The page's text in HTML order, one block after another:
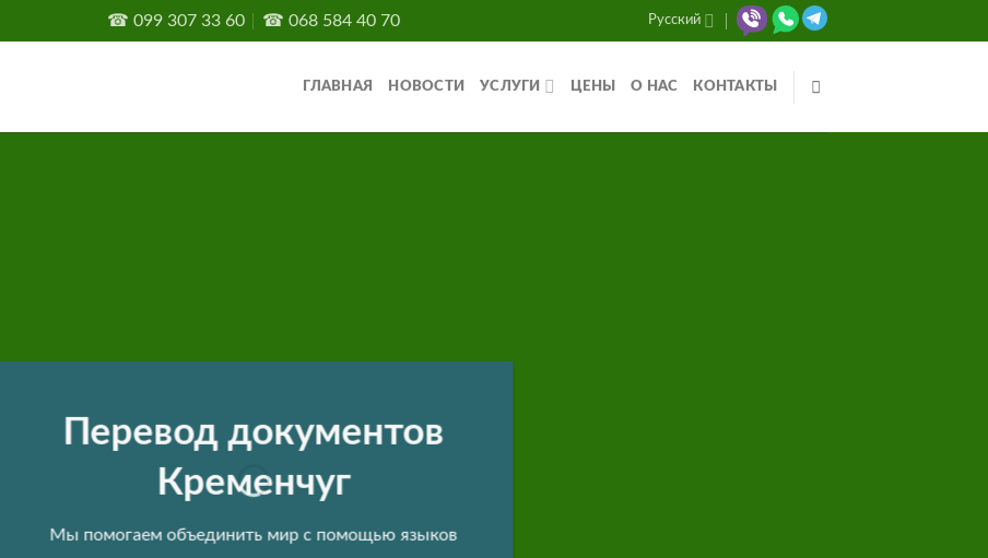
☎ 099 307 33 60 ☎068 584 40 70 Русский
ГЛАВНАЯ НОВОСТИ УСЛУГИ ЦЕНЫ О НАС КОНТАКТЫ
Перевод документов
Кременчуг
Мы помогаем объединить мир с помощью языков